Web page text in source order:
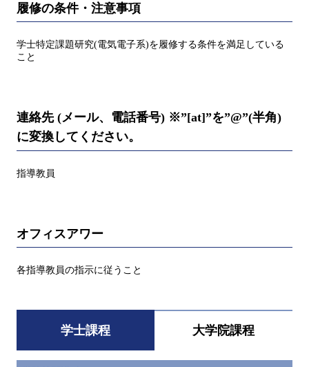
履修の条件・注意事項
学士特定課題研究(電気電子系)を履修する条件を満足している
こと
連絡先 (メール、電話番号) ※”[at]”を”@”(半角)
に変換してください。
指導教員
オフィスアワー
各指導教員の指示に従うこと
学士課程 大学院課程